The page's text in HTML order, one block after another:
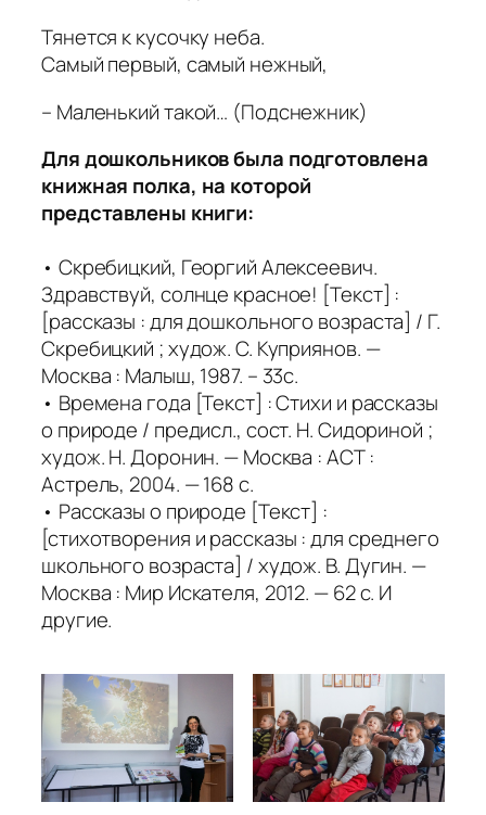
Тянется к кусочку неба.
Самый первый, самый нежный,
– Маленький такой… (Подснежник)
Для дошкольников была подготовлена
книжная полка, на которой
представлены книги:
• Скребицкий, Георгий Алексеевич.
Здравствуй, солнце красное! [Текст] :
[рассказы : для дошкольного возраста] / Г.
Скребицкий ; худож. С. Куприянов. —
Москва : Малыш, 1987. – 33с.
• Времена года [Текст] : Стихи и рассказы
о природе / предисл., сост. Н. Сидориной ;
худож. Н. Доронин. — Москва : АСТ :
Астрель, 2004. — 168 с.
• Рассказы о природе [Текст] :
[стихотворения и рассказы : для среднего
школьного возраста] / худож. В. Дугин. —
Москва : Мир Искателя, 2012. — 62 с. И
другие.